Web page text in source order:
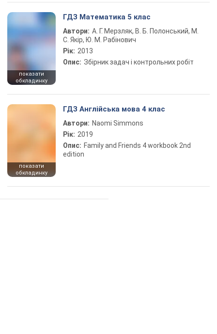
показати
обкладинку
ГДЗ Математика 5 клас
Автори: А. Г. Мерзляк, В. Б. Полонський, М.
С. Якір, Ю. М. Рабінович
Рік: 2013
Опис: Збірник задач і контрольних робіт
показати
обкладинку
ГДЗ Англійська мова 4 клас
Автори: Naomi Simmons
Рік: 2019
Опис: Family and Friends 4 workbook 2nd
edition